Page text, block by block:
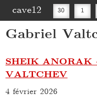
cave12 30 1
16 20
Gabriel
SHEIK ANORAK
VALTCHEV
4 février 2026